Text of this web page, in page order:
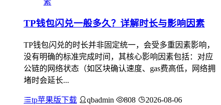
TP钱包闪兑一般多久？详解时长与影响因素
TP钱包闪兑的时长并非固定统一，会受多重因素影响，
没有明确的标准完成时间，其核心影响因素包括：对应
公链的网络状态（如区块确认速度、gas费高低，网络拥
堵时会延长...
tp苹果版下载 qbadmin 808 2026-08-06